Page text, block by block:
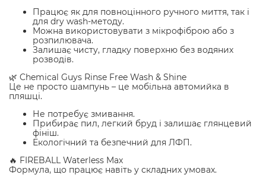
Працює як для повноцінного ручного миття, так і
для dry wash-методу.
Можна використовувати з мікрофіброю або з
розпилювача.
Залишає чисту, гладку поверхню без водяних
розводів.
🌿 Chemical Guys Rinse Free Wash & Shine
Це не просто шампунь – це мобільна автомийка в
пляшці.
Не потребує змивання.
Прибирає пил, легкий бруд і залишає глянцевий
фініш.
Екологічний та безпечний для ЛФП.
🔥 FIREBALL Waterless Max
Формула, що працює навіть у складних умовах.